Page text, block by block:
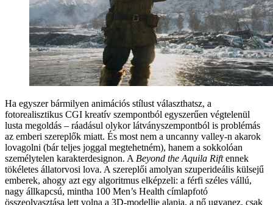
Ha egyszer bármilyen animációs stílust választhatsz, a
fotorealisztikus CGI kreatív szempontból egyszerűen végtelenül
lusta megoldás – ráadásul olykor látványszempontból is problémás
az emberi szereplők miatt. És most nem a uncanny valley-n akarok
lovagolni (bár teljes joggal megtehetném), hanem a sokkolóan
személytelen karakterdesignon. A Beyond the Aquila Riftennek
tökéletes állatorvosi lova. A szereplői amolyan szuperideális külsejű
emberek, ahogy azt egy algoritmus elképzeli: a férfi széles vállú,
nagy állkapcsú, mintha 100 Men’s Health címlapfotó
összeolvasztása lett volna a 3D-modellje alapja, a nő ugyanez, csak